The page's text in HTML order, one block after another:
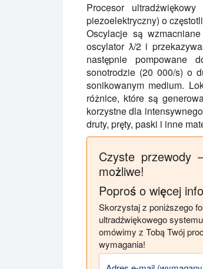
Procesor
piezoelektryczny) o
Oscylacje są
oscylator ƛ/2 i
następnie pompowane
sonotrodzie (20 000/s) o
sonikowanym medium.
różnice, które są
korzystne dla
druty, pręty, paski i inne
Czyste przewody
możliwe!
Poproś o więcej
Skorzystaj z poniższego
ultradźwiękowego
omówimy z Tobą Twój
wymagania!